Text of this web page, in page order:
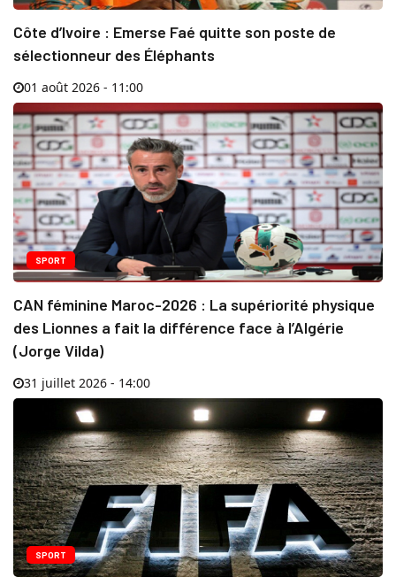
Côte d’Ivoire : Emerse Faé quitte son poste de
sélectionneur des Éléphants
01 août 2026 - 11:00
SPORT
CAN féminine Maroc-2026 : La supériorité physique
des Lionnes a fait la différence face à l’Algérie
(Jorge Vilda)
31 juillet 2026 - 14:00
SPORT